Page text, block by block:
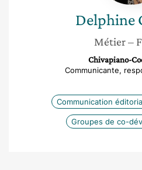
Delphine
Métier–
Chivapiano-
Communicante,
Communication
Groupes de co-